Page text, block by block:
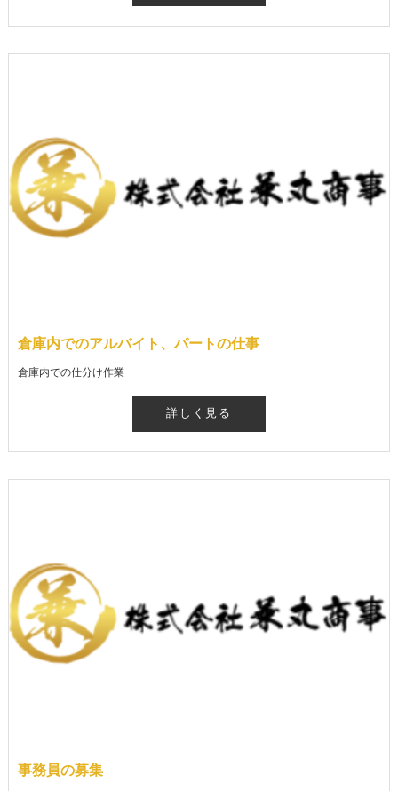
倉庫内でのアルバイト、パートの仕事
倉庫内での仕分け作業
詳しく見る
事務員の募集